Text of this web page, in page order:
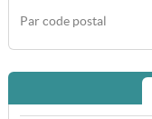
Par code postal